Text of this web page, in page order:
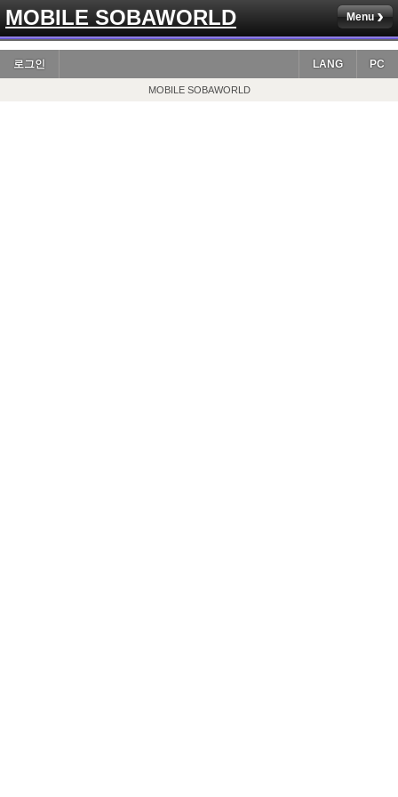
MOBILE SOBAWORLD Menu
로그인 PC
LANG
MOBILE SOBAWORLD